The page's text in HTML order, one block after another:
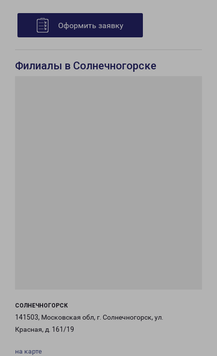
Оформить заявку
Филиалы в Солнечногорске
СОЛНЕЧНОГОРСК
141503, Московская обл, г. Солнечногорск, ул.
Красная, д. 161/19
на карте